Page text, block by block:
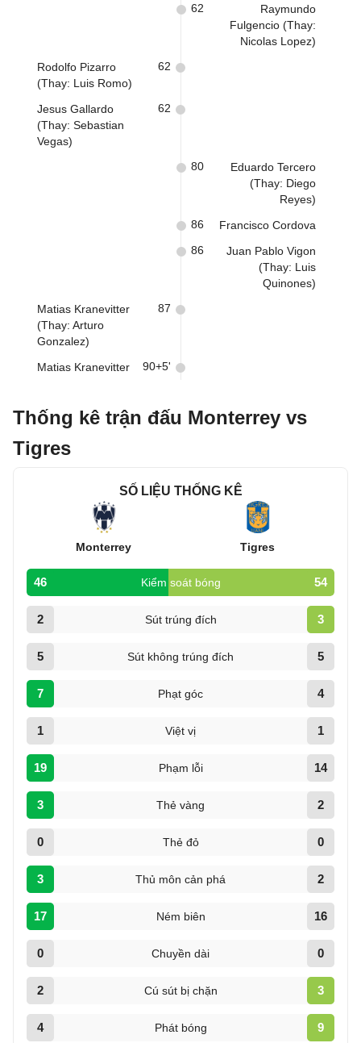
Raymundo
Fulgencio (Thay:
Nicolas Lopez)
62
Rodolfo Pizarro
(Thay: Luis Romo)
62
Jesus Gallardo
(Thay: Sebastian
Vegas)
62
Eduardo Tercero
(Thay: Diego
Reyes)
80
Francisco Cordova
86
Juan Pablo Vigon
(Thay: Luis
Quinones)
86
Matias Kranevitter
(Thay: Arturo
Gonzalez)
87
Matias Kranevitter 90+5'
Thống kê trận đấu Monterrey vs
Tigres
SỐ LIỆU THỐNG KÊ
Monterrey Tigres
46 Kiểm soát bóng 54
2 Sút trúng đích 3
5 Sút không trúng đích 5
7 Phạt góc 4
1 Việt vị 1
19 Phạm lỗi 14
3 Thẻ vàng 2
0 Thẻ đỏ 0
3 Thủ môn cản phá 2
17 Ném biên 16
0 Chuyền dài 0
2 Cú sút bị chặn 3
4 Phát bóng 9